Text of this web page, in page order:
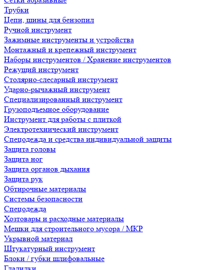
Трубки
Цепи, шины для бензопил
Ручной инструмент
Зажимные инструменты и устройства
Монтажный и крепежный инструмент
Наборы инструментов / Хранение инструментов
Режущий инструмент
Столярно-слесарный инструмент
Ударно-рычажный инструмент
Специализированный инструмент
Грузоподъемное оборудование
Инструмент для работы с плиткой
Электротехнический инструмент
Спецодежда и средства индивидуальной защиты
Защита головы
Защита ног
Защита органов дыхания
Защита рук
Обтирочные материалы
Системы безопасности
Спецодежда
Хозтовары и расходные материалы
Мешки для строительного мусора / МКР
Укрывной материал
Штукатурный инструмент
Блоки / губки шлифовальные